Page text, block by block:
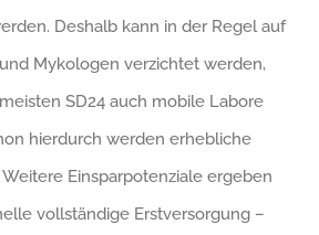
Deshalb kann in der Regel auf
Mykologen verzichtet werden,
SD24 auch mobile Labore
hierdurch werden erhebliche
Einsparpotenziale ergeben
vollständige Erstversorgung –